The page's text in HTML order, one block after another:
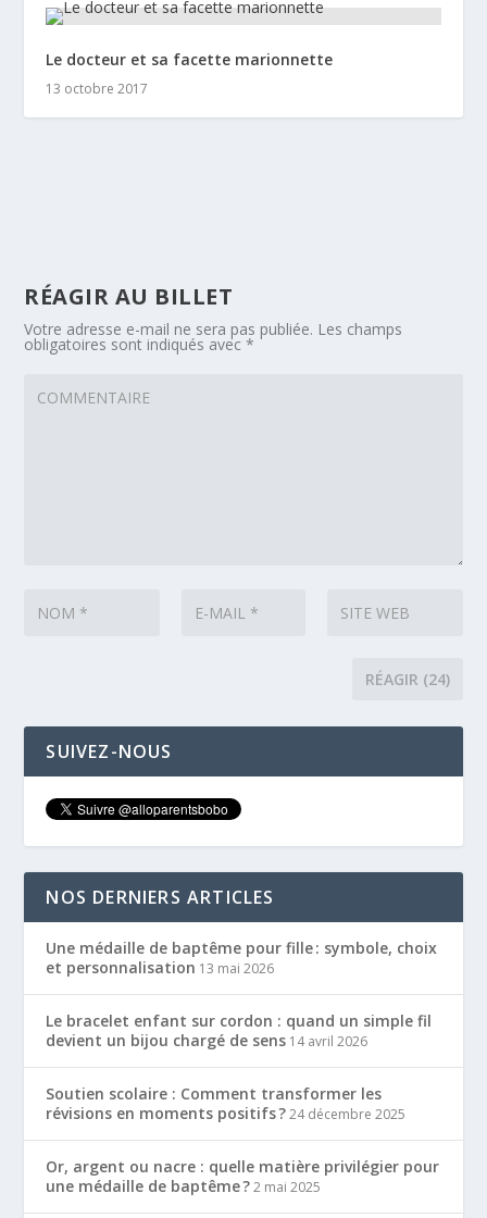
Le docteur et sa facette marionnette
13 octobre 2017
RÉAGIR AU BILLET
Votre adresse e-mail ne sera pas publiée. Les champs
obligatoires sont indiqués avec*
SUIVEZ-NOUS
NOS DERNIERS ARTICLES
Une médaille de baptême pour fille : symbole, choix
et personnalisation 13 mai 2026
Le bracelet enfant sur cordon : quand un simple fil
devient un bijou chargé de sens 14 avril 2026
Soutien scolaire : Comment transformer les
révisions en moments positifs ? 24 décembre 2025
Or, argent ou nacre : quelle matière privilégier pour
une médaille de baptême ? 2 mai 2025